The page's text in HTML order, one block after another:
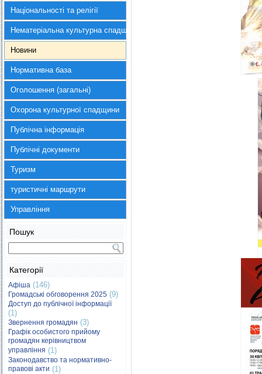
Національності та релігії
Нематеріальна культурна спадщина
Новини
Нормативна база
Оголошення (загальні)
Охорона культурної спадщини
Публічна інформація
Публічні документи
Туризм
туристичні маршрути
Управління
Пошук
Категорії
Афіша (146)
Громадські обговорення 2025 (9)
Доступ до публічної інформації
(1)
Звернення громадян (3)
Графік особистого прийому
громадян керівництвом
управління (1)
Законодавство та нормативно-
правові акти (1)